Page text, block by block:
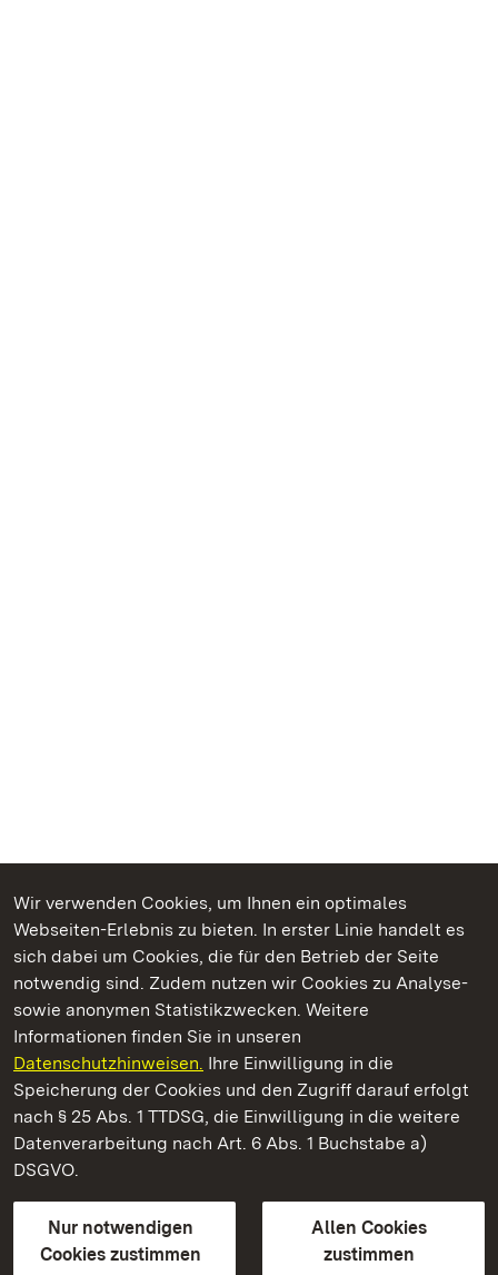
Wir verwenden Cookies, um Ihnen ein optimales
Webseiten-Erlebnis zu bieten. In erster Linie handelt es
sich dabei um Cookies, die für den Betrieb der Seite
notwendig sind. Zudem nutzen wir Cookies zu Analyse-
sowie anonymen Statistikzwecken. Weitere
Informationen finden Sie in unseren
Datenschutzhinweisen. Ihre Einwilligung in die
Speicherung der Cookies und den Zugriff darauf erfolgt
nach § 25 Abs. 1 TTDSG, die Einwilligung in die weitere
Datenverarbeitung nach Art. 6 Abs. 1 Buchstabe a)
DSGVO.
Nur notwendigen
Cookies zustimmen
Allen Cookies
zustimmen
Kommen. Staunen. Genießen.
Staatliche Schlösser und Gärten Baden‑Württemberg
Staatliche Schlösser und Gärten Baden-Württemberg
Kontakt
GebärdenspracheLeichte Sprache
Erklärung zur Barrierefreiheit
BITV-konform (geprüfte Seiten)